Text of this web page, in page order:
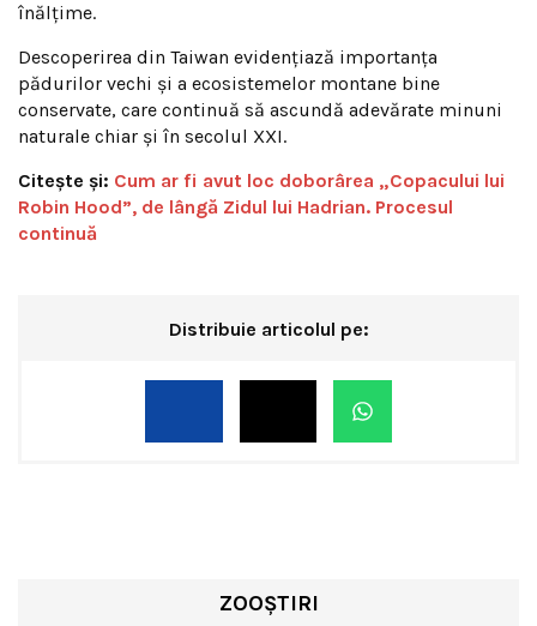
înălțime.
Descoperirea din Taiwan evidențiază importanța
pădurilor vechi și a ecosistemelor montane bine
conservate, care continuă să ascundă adevărate minuni
naturale chiar și în secolul XXI.
Citește și: Cum ar fi avut loc doborârea „Copacului lui
Robin Hood”, de lângă Zidul lui Hadrian. Procesul
continuă
Distribuie articolul pe:
ZOOȘTIRI